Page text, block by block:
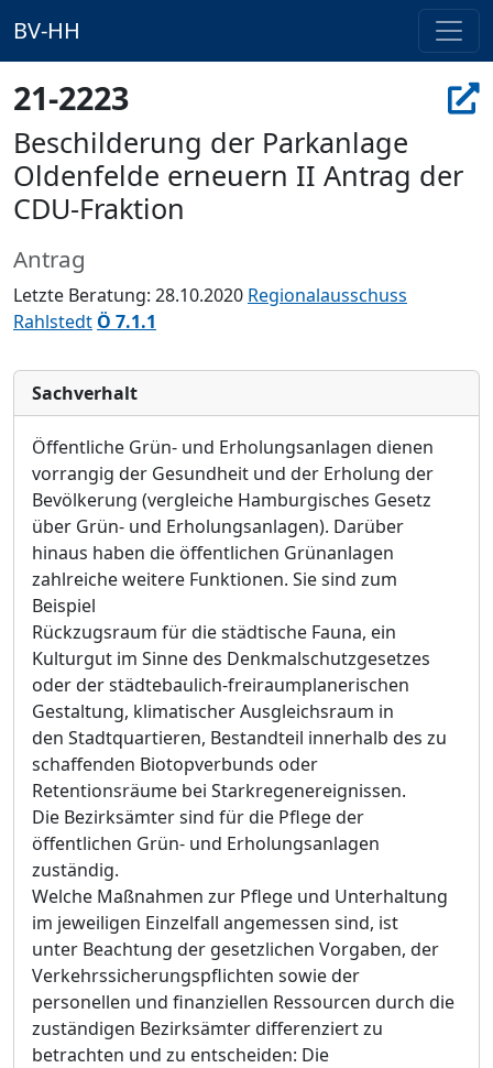
BV-HH
21-2223
Beschilderung der Parkanlage
Oldenfelde erneuern II Antrag der
CDU-Fraktion
Antrag
Letzte Beratung: 28.10.2020 Regionalausschuss
Rahlstedt Ö 7.1.1
Sachverhalt
Öffentliche Grün- und Erholungsanlagen dienen
vorrangig der Gesundheit und der Erholung der
Bevölkerung (vergleiche Hamburgisches Gesetz
über Grün- und Erholungsanlagen). Darüber
hinaus haben die öffentlichen Grünanlagen
zahlreiche weitere Funktionen. Sie sind zum
Beispiel
Rückzugsraum für die städtische Fauna, ein
Kulturgut im Sinne des Denkmalschutzgesetzes
oder der städtebaulich-freiraumplanerischen
Gestaltung, klimatischer Ausgleichsraum in
den Stadtquartieren, Bestandteil innerhalb des zu
schaffenden Biotopverbunds oder
Retentionsräume bei Starkregenereignissen.
Die Bezirksämter sind für die Pflege der
öffentlichen Grün- und Erholungsanlagen
zuständig.
Welche Maßnahmen zur Pflege und Unterhaltung
im jeweiligen Einzelfall angemessen sind, ist
unter Beachtung der gesetzlichen Vorgaben, der
Verkehrssicherungspflichten sowie der
personellen und finanziellen Ressourcen durch die
zuständigen Bezirksämter differenziert zu
betrachten und zu entscheiden: Die